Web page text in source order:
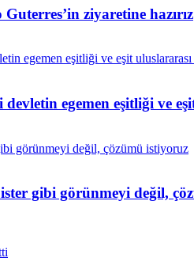
ziyaretine hazırız
egemen eşitliği ve
gibi görünmeyi değil,